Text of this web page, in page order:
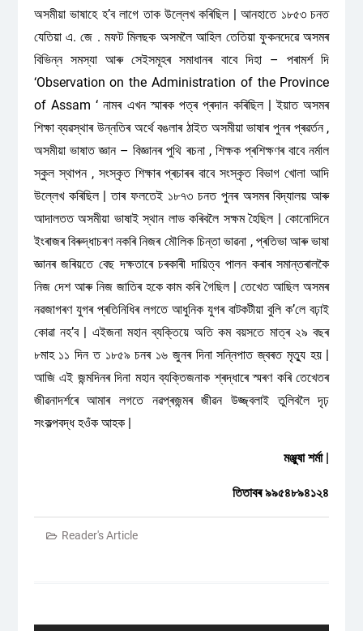
অসমীয়া ভাষাহে হ’ব লাগে তাক উল্লেখ কৰিছিল | আনহাতে ১৮৫৩ চনত
যেতিয়া এ. জে . মফট মিলছক অসমলৈ আহিল তেতিয়া ফুকনদেৱে অসমৰ
বিভিন্ন সমস্যা আৰু সেইসমূহৰ সমাধানৰ বাবে দিহা – পৰামৰ্শ দি
‘Observation on the Administration of the Province
of Assam ‘ নামৰ এখন স্মাৰক পত্ৰ প্ৰদান কৰিছিল | ইয়াত অসমৰ
শিক্ষা ব্যৱস্থাৰ উন্নতিৰ অৰ্থে বঙলাৰ ঠাইত অসমীয়া ভাষাৰ পুনৰ প্ৰৱৰ্তন ,
অসমীয়া ভাষাত জ্ঞান – বিজ্ঞানৰ পুথি ৰচনা , শিক্ষক প্ৰশিক্ষণৰ বাবে নৰ্মাল
স্কুল স্থাপন , সংস্কৃত শিক্ষাৰ প্ৰচাৰৰ বাবে সংস্কৃত বিভাগ খোলা আদি
উল্লেখ কৰিছিল | তাৰ ফলতেই ১৮৭৩ চনত পুনৰ অসমৰ বিদ্যালয় আৰু
আদালতত অসমীয়া ভাষাই স্থান লাভ কৰিবলৈ সক্ষম হৈছিল | কোনোদিনে
ইংৰাজৰ বিৰুদ্ধাচৰণ নকৰি নিজৰ মৌলিক চিন্তা ভাৱনা , প্ৰতিভা আৰু ভাষা
জ্ঞানৰ জৰিয়তে বেছ দক্ষতাৰে চৰকাৰী দায়িত্ব পালন কৰাৰ সমান্তৰালকৈ
নিজ দেশ আৰু নিজ জাতিৰ হকে কাম কৰি গৈছিল | তেখেত আছিল অসমৰ
নৱজাগৰণ যুগৰ প্ৰতিনিধিৰ লগতে আধুনিক যুগৰ বাটকটীয়া বুলি ক’লে বঢ়াই
কোৱা নহ’ব | এইজনা মহান ব্যক্তিয়ে অতি কম বয়সতে মাত্ৰ ২৯ বছৰ
৮মাহ ১১ দিন ত ১৮৫৯ চনৰ ১৬ জুনৰ দিনা সন্নিপাত জ্বৰত মৃত্যু হয় |
আজি এই জন্মদিনৰ দিনা মহান ব্যক্তিজনাক শ্ৰদ্ধাৰে স্মৰণ কৰি তেখেতৰ
জীৱনাদৰ্শৰে আমাৰ লগতে নৱপ্ৰজন্মৰ জীৱন উজ্জ্বলাই তুলিবলৈ দৃঢ়
সংকল্পবদ্ধ হওঁক আহক |
মঞ্জুষা শৰ্মা |
তিতাবৰ ৯৯৫৪৮৯৪১২৪
Reader's Article